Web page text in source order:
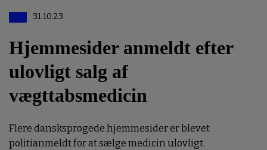
31.10.23
Hjemmesider anmeldt efter
ulovligt salg af
vægttabsmedicin
Flere dansksprogede hjemmesider er blevet
politianmeldt for at sælge medicin ulovligt.